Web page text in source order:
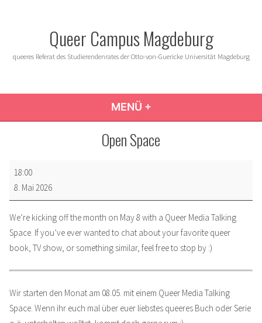
Queer Campus Magdeburg
queeres Referat des Studierendenrates der Otto-von-Guericke Universität Magdeburg
MENÜ +
Open Space
Open
Space
18:00
8. Mai 2026
We’re kicking off the month on May 8 with a Queer Media Talking
Space. If you’ve ever wanted to chat about your favorite queer
book, TV show, or something similar, feel free to stop by :)
Wir starten den Monat am 08.05. mit einem Queer Media Talking
Space. Wenn ihr euch mal über euer liebstes queeres Buch oder Serie